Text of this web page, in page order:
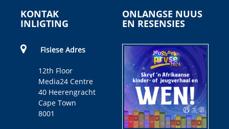
KONTAK
INLIGTING
Fisiese Adres
12th Floor
Media24 Centre
40 Heerengracht
Cape Town
8001
ONLANGSE NUUS
EN RESENSIES